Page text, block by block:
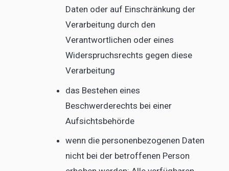
Daten oder auf Einschränkung der
Verarbeitung durch den
Verantwortlichen oder eines
Widerspruchsrechts gegen diese
Verarbeitung
das Bestehen eines
Beschwerderechts bei einer
Aufsichtsbehörde
wenn die personenbezogenen Daten
nicht bei der betroffenen Person